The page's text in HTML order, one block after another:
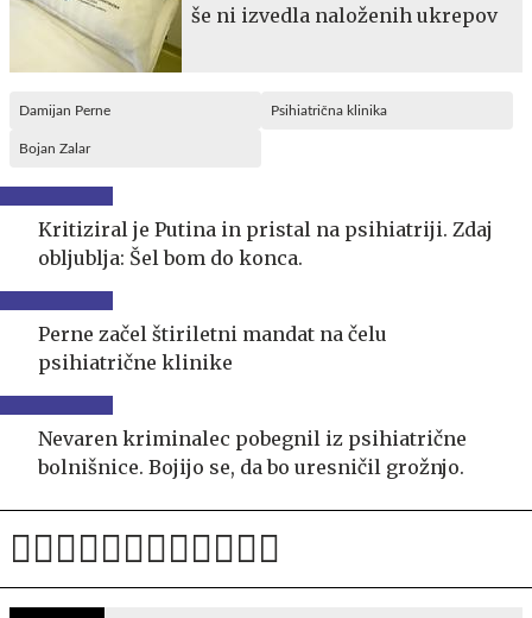
še ni izvedla naloženih ukrepov
Damijan Perne Psihiatrična klinika
Bojan Zalar
Kritiziral je Putina in pristal na psihiatriji. Zdaj
obljublja: Šel bom do konca.
Perne začel štiriletni mandat na čelu
psihiatrične klinike
Nevaren kriminalec pobegnil iz psihiatrične
bolnišnice. Bojijo se, da bo uresničil grožnjo.